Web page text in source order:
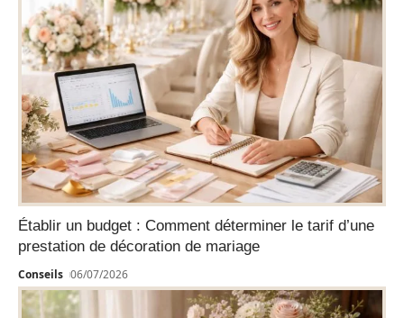
Établir un budget : Comment déterminer le tarif d’une
prestation de décoration de mariage
Conseils 06/07/2026